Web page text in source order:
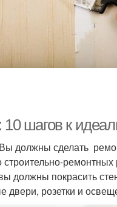
шагов к
должны сделать
ремонтных
должны покрасить
двери, розетки и